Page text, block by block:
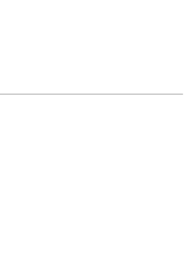
d’apporter des solutions adaptées
sont essentiels pour évoluer au sein du